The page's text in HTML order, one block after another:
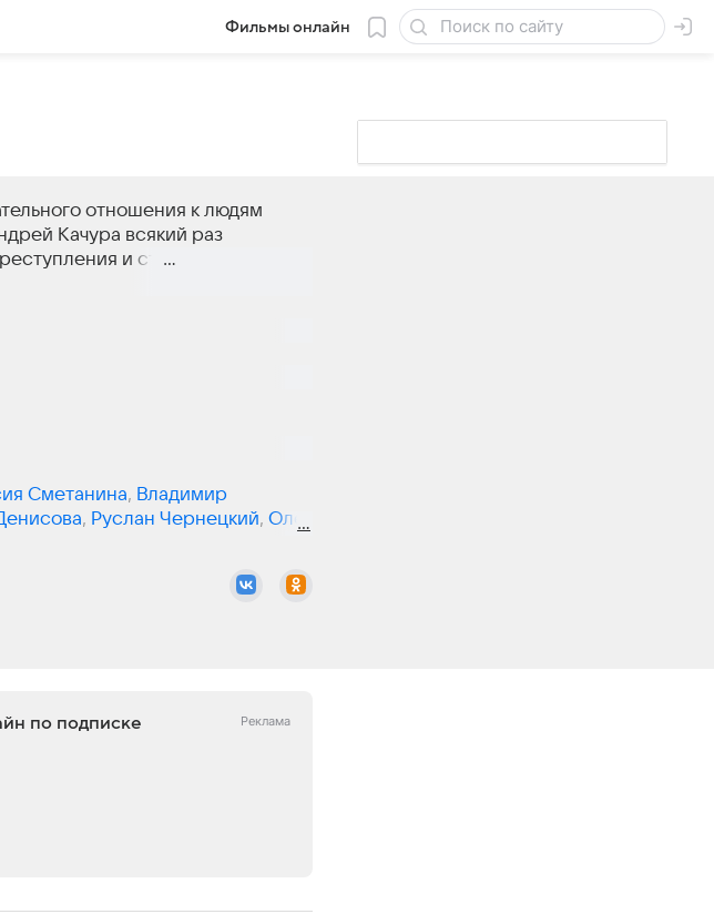
Фильмы онлайн
отношения к людям
Качура всякий раз
и становится одной
Сметанина, Владимир
, Руслан Чернецкий, Олег
по подписке